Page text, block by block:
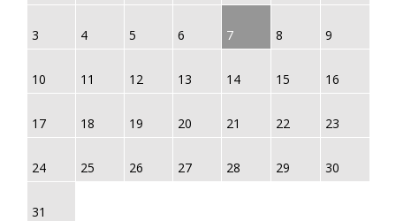
3 4 5 6 7 8 9
10 11 12 13 14 15 16
17 18 19 20 21 22 23
24 25 26 27 28 29 30
31